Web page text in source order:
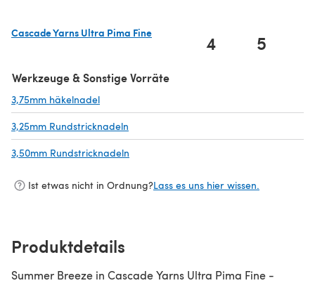
Cascade Yarns Ultra Pima Fine
4 5
Werkzeuge & Sonstige Vorräte
3,75mm häkelnadel
3,25mm Rundstricknadeln
3,50mm Rundstricknadeln
Ist etwas nicht in Ordnung?Lass es uns hier wissen.
Produktdetails
Summer Breeze in Cascade Yarns Ultra Pima Fine -